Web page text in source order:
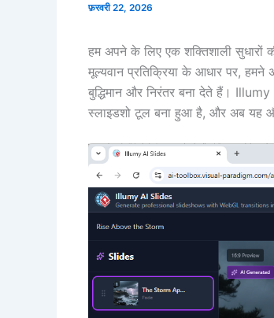
फ़रवरी 22, 2026
हम अपने के लिए एक शक्तिशाली सुधारों
मूल्यवान प्रतिक्रिया के आधार पर,
बुद्धिमान और निरंतर बना देते हैं।
स्लाइडशो टूल बना हुआ है, और अब यह